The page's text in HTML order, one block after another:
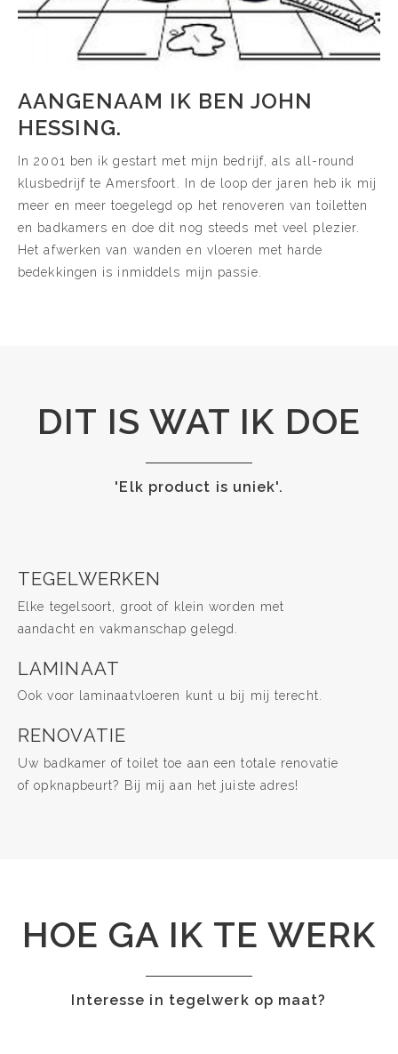
AANGENAAM IK BEN JOHN
HESSING.
In 2001 ben ik gestart met mijn bedrijf, als all-round
klusbedrijf te Amersfoort. In de loop der jaren heb ik mij
meer en meer toegelegd op het renoveren van toiletten
en badkamers en doe dit nog steeds met veel plezier.
Het afwerken van wanden en vloeren met harde
bedekkingen is inmiddels mijn passie.
DIT IS WAT IK DOE
'Elk product is uniek'.
TEGELWERKEN
Elke tegelsoort, groot of klein worden met
aandacht en vakmanschap gelegd.
LAMINAAT
Ook voor laminaatvloeren kunt u bij mij terecht.
RENOVATIE
Uw badkamer of toilet toe aan een totale renovatie
of opknapbeurt? Bij mij aan het juiste adres!
HOE GA IK TE WERK
Interesse in tegelwerk op maat?